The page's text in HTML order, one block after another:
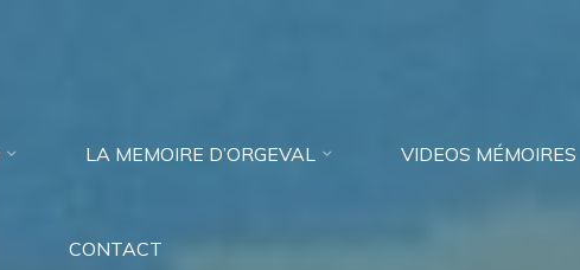
LA MEMOIRE D’ORGEVAL VIDEOS MÉMOIRES
CONTACT